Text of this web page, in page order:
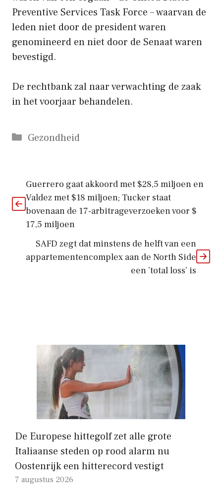
Preventive Services Task Force – waarvan de
leden niet door de president waren
genomineerd en niet door de Senaat waren
bevestigd.
De rechtbank zal naar verwachting de zaak
in het voorjaar behandelen.
Categorieën
Gezondheid
Guerrero gaat akkoord met $28,5 miljoen en
Valdez met $18 miljoen; Tucker staat
bovenaan de 17-arbitrageverzoeken voor $
17,5 miljoen
SAFD zegt dat minstens de helft van een
appartementencomplex aan de North Side
een ’total loss’ is
De Europese hittegolf zet alle grote
Italiaanse steden op rood alarm nu
Oostenrijk een hitterecord vestigt
7 augustus 2026